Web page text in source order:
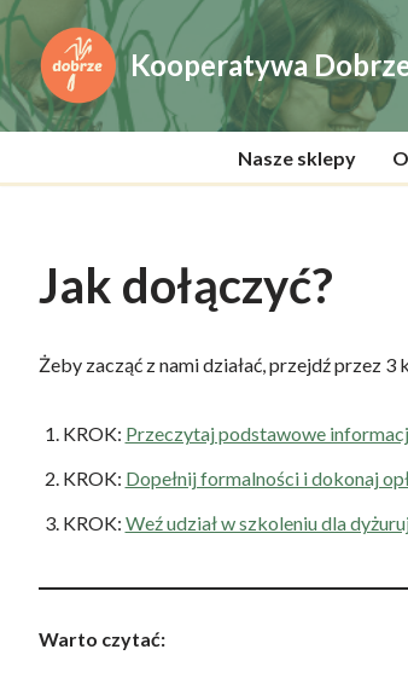
Przejdź
do
treści
Kooperatywa
Nasze sklepy
Jak dołączyć?
Żeby zacząć z nami działać, przejdź przez
KROK: Przeczytaj podstawowe
KROK: Dopełnij formalności i dokonaj
KROK: Weź udział w szkoleniu dla
Warto czytać: